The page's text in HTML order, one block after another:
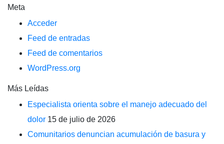
Meta
Acceder
Feed de entradas
Feed de comentarios
WordPress.org
Más Leídas
Especialista orienta sobre el manejo adecuado del
dolor 15 de julio de 2026
Comunitarios denuncian acumulación de basura y